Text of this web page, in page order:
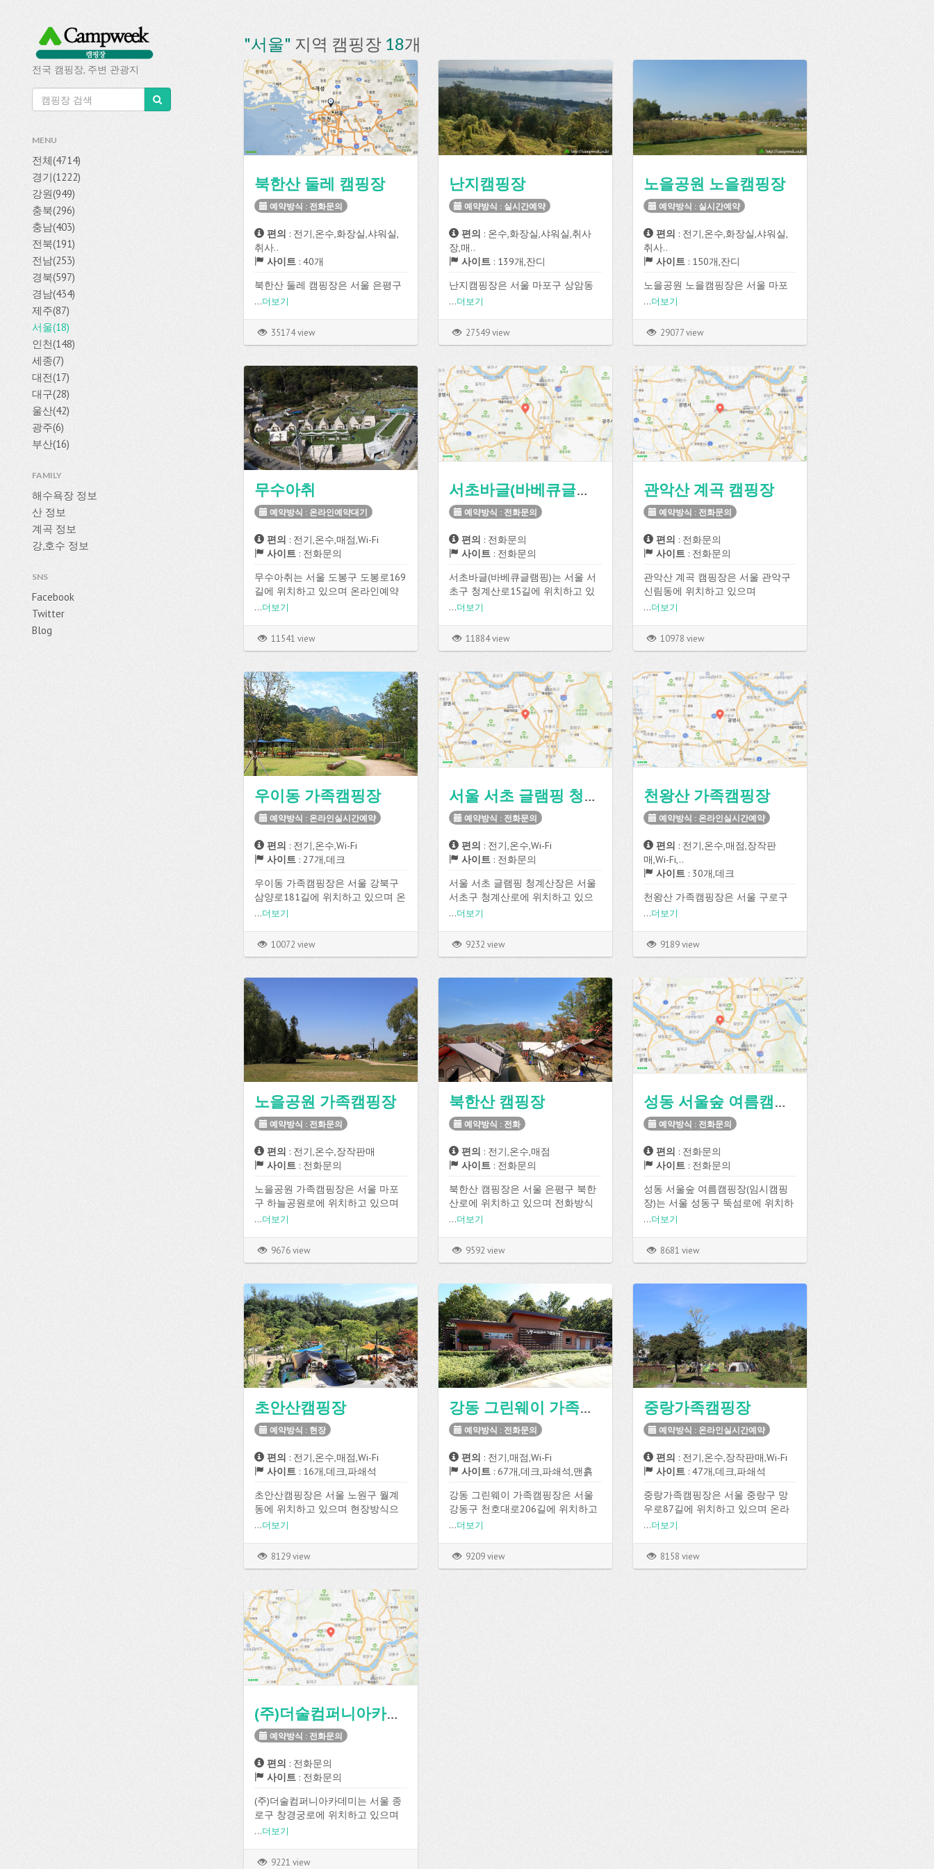
전국 캠핑장, 주변 관광지
MENU
전체(4714)
경기(1222)
강원(949)
충북(296)
충남(403)
전북(191)
전남(253)
경북(597)
경남(434)
제주(87)
서울(18)
인천(148)
세종(7)
대전(17)
대구(28)
울산(42)
광주(6)
부산(16)
FAMILY
해수욕장 정보
산 정보
계곡 정보
강,호수 정보
SNS
Facebook
Twitter
Blog
"서울" 지역 캠핑장 18개
북한산 둘레 캠핑장
예약방식 : 전화문의
편의 : 전기,온수,화장실,샤워실,
취사..
사이트 : 40개
북한산 둘레 캠핑장은 서울 은평구
진관동에 위치하고 있으며 총 40개
수, 화장실, 샤워실, 취사장, 장작판매
...더보기
35174 view
난지캠핑장
예약방식 : 실시간예약
편의 : 온수,화장실,샤워실,취사
장,매..
사이트 : 139개,잔디
난지캠핑장은 서울 마포구 상암동
에 위치하고 있으며 실시간예약방
잔디 사이트가 총 139개로 구성되
운동장을 이용할 수 있습니다.
...더보기
27549 view
노을공원 노을캠핑장
예약방식 : 실시간예약
편의 : 전기,온수,화장실,샤워실,
취사..
사이트 : 150개,잔디
노을공원 노을캠핑장은 서울 마포
구 상암동에 위치하고 있으며 실시
다.
취사장, 매점, 장작판매 등의 편의시
설을 이용할 수 있습니다.
...더보기
29077 view
무수아취
예약방식 : 온라인예약대기
편의 : 전기,온수,매점,Wi-Fi
사이트 : 전화문의
무수아취는 서울 도봉구 도봉로169
길에 위치하고 있으며 온라인예약
대기방식으로 예약이 가능합니다.
설을 이용할 수 있습니다.
...더보기
11541 view
서초바글(바베큐글램핑)
예약방식 : 전화문의
편의 : 전화문의
사이트 : 전화문의
서초바글(바베큐글램핑)는 서울 서
초구 청계산로15길에 위치하고 있
으며
...더보기
11884 view
관악산 계곡 캠핑장
예약방식 : 전화문의
편의 : 전화문의
사이트 : 전화문의
관악산 계곡 캠핑장은 서울 관악구
신림동에 위치하고 있으며
...더보기
10978 view
우이동 가족캠핑장
예약방식 : 온라인실시간예약
편의 : 전기,온수,Wi-Fi
사이트 : 27개,데크
우이동 가족캠핑장은 서울 강북구
삼양로181길에 위치하고 있으며 온
라인실시간예약방식으로 예약이 가
데크 사이트가 총 27개로 구성되어
...더보기
10072 view
서울 서초 글램핑 청계산장
예약방식 : 전화문의
편의 : 전기,온수,Wi-Fi
사이트 : 전화문의
서울 서초 글램핑 청계산장은 서울
서초구 청계산로에 위치하고 있으
며 전기, 온수, Wi-Fi 등의 편의시설
...더보기
9232 view
천왕산 가족캠핑장
예약방식 : 온라인실시간예약
편의 : 전기,온수,매점,장작판
매,Wi-Fi,..
사이트 : 30개,데크
천왕산 가족캠핑장은 서울 구로구
연동로12길에 위치하고 있으며 온
능합니다.
Fi, 장비대여 등의 편의시설을 이용
할 수 있습니다.
...더보기
9189 view
노을공원 가족캠핑장
예약방식 : 전화문의
편의 : 전기,온수,장작판매
사이트 : 전화문의
노을공원 가족캠핑장은 서울 마포
구 하늘공원로에 위치하고 있으며
전기, 온수, 장작판매 등의 편의시설
...더보기
9676 view
북한산 캠핑장
예약방식 : 전화
편의 : 전기,온수,매점
사이트 : 전화문의
북한산 캠핑장은 서울 은평구 북한
산로에 위치하고 있으며 전화방식
으로 예약이 가능합니다.
용할 수 있습니다.
...더보기
9592 view
성동 서울숲 여름캠핑장(임시캠핑장)
예약방식 : 전화문의
편의 : 전화문의
사이트 : 전화문의
성동 서울숲 여름캠핑장(임시캠핑
장)는 서울 성동구 뚝섬로에 위치하
고 있으며
...더보기
8681 view
초안산캠핑장
예약방식 : 현장
편의 : 전기,온수,매점,Wi-Fi
사이트 : 16개,데크,파쇄석
초안산캠핑장은 서울 노원구 월계
동에 위치하고 있으며 현장방식으
로 예약이 가능합니다.
성되어 있고, 전기, 온수, 매점, Wi-Fi
...더보기
8129 view
강동 그린웨이 가족캠핑장
예약방식 : 전화문의
편의 : 전기,매점,Wi-Fi
사이트 : 67개,데크,파쇄석,맨흙
강동 그린웨이 가족캠핑장은 서울
강동구 천호대로206길에 위치하고
있으며 데크, 파쇄석, 맨흙 사이트가
점, Wi-Fi 등의 편의시설과 운동장을
...더보기
9209 view
중랑가족캠핑장
예약방식 : 온라인실시간예약
편의 : 전기,온수,장작판매,Wi-Fi
사이트 : 47개,데크,파쇄석
중랑가족캠핑장은 서울 중랑구 망
우로87길에 위치하고 있으며 온라
인실시간예약방식으로 예약이 가능
데크, 파쇄석 사이트가 총 47개로 구
...더보기
8158 view
(주)더술컴퍼니아카데미
예약방식 : 전화문의
편의 : 전화문의
사이트 : 전화문의
(주)더술컴퍼니아카데미는 서울 종
로구 창경궁로에 위치하고 있으며
...더보기
9221 view